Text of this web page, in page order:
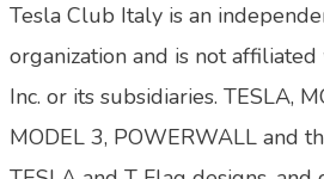
Tesla Club Italy is an
organization and is not
Inc. or its subsidiaries. TESLA,
MODEL 3, POWERWALL and